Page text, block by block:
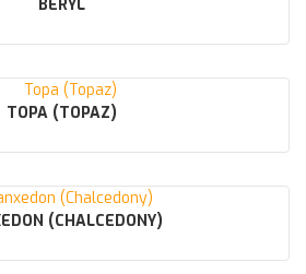
BERYL
TOPA (TOPAZ)
(CHALCEDONY)